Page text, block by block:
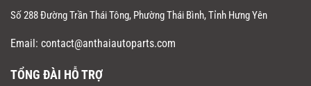
Số 288 Đường Trần Thái Tông, Phường Thái Bình, Tỉnh Hưng Yên
Email: contact@anthaiautoparts.com
TỔNG ĐÀI HỖ TRỢ